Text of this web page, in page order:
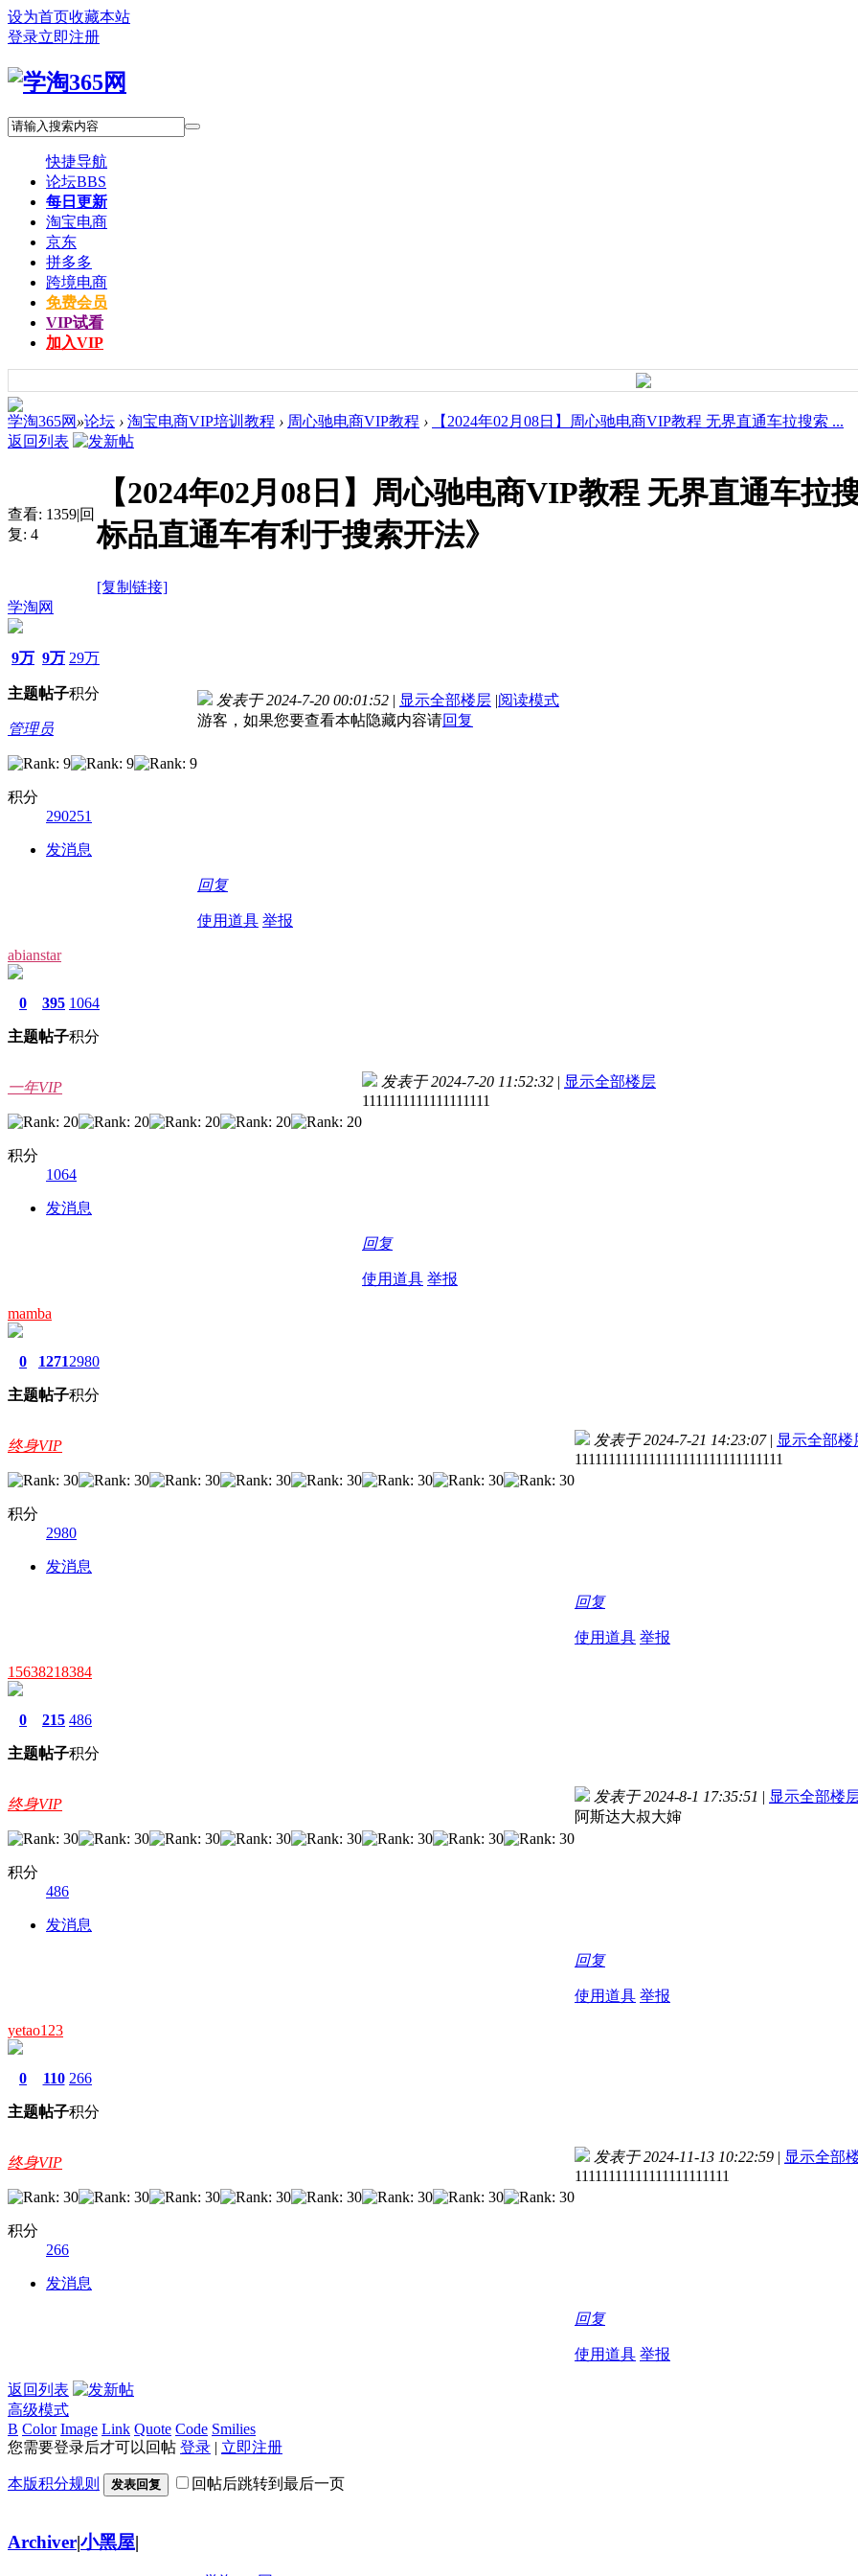
设为首页收藏本站
登录立即注册
快捷导航
论坛BBS
每日更新
淘宝电商
京东
拼多多
跨境电商
免费会员
VIP试看
加入VIP
学淘365网 »论坛 › 淘宝电商VIP培训教程 › 周心驰电商VIP教程 ›
【2024年02月08日】周心驰电商VIP教程 无界直通车拉搜索 ...
返回列表
查看: 1359|回
复: 4
【2024年02月08日】周心驰电商VIP教程 无界直通车拉
标品直通车有利于搜索开法》
[复制链接]
学淘网
9万
主题
9万
帖子
29万
积分
管理员
积分
290251
发消息
发表于 2024-7-20 00:01:52 | 显示全部楼层 |阅读模式
游客，如果您要查看本帖隐藏内容请回复
回复
使用道具 举报
abianstar
0
主题
395
帖子
1064
积分
一年VIP
积分
1064
发消息
发表于 2024-7-20 11:52:32 | 显示全部楼层
1111111111111111111
回复
使用道具 举报
mamba
0
主题
1271
帖子
2980
积分
终身VIP
积分
2980
发消息
发表于 2024-7-21 14:23:07 | 显示全部楼
1111111111111111111111111111111
回复
使用道具 举报
15638218384
0
主题
215
帖子
486
积分
终身VIP
积分
486
发消息
发表于 2024-8-1 17:35:51 | 显示全部楼
阿斯达大叔大婶
回复
使用道具 举报
yetao123
0
主题
110
帖子
266
积分
终身VIP
积分
266
发消息
发表于 2024-11-13 10:22:59 | 显示全部
11111111111111111111111
回复
使用道具 举报
返回列表
高级模式
B Color Image Link Quote Code Smilies
您需要登录后才可以回帖 登录 | 立即注册
本版积分规则 发表回复 回帖后跳转到最后一页
Archiver|小黑屋|